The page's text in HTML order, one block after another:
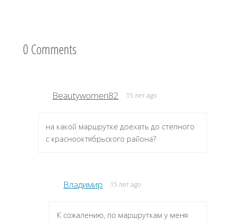
0 Comments
Beautywomen82 15 лет ago
на какой маршрутке доехать до степного
с краснооктябрьского района?
Владимир 15 лет ago
К сожалению, по маршруткам у меня